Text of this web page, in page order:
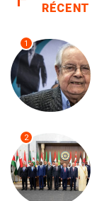
RÉCENT
1
2